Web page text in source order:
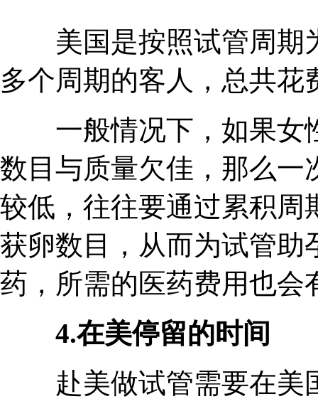
美国是按照试管周期
多个周期的客人，总共
一般情况下，如果女
数目与质量欠佳，那么一
较低，往往要通过累积周
获卵数目，从而为试管助
药，所需的医药费用也会
4.在美停留的时间
赴美做试管需要在美